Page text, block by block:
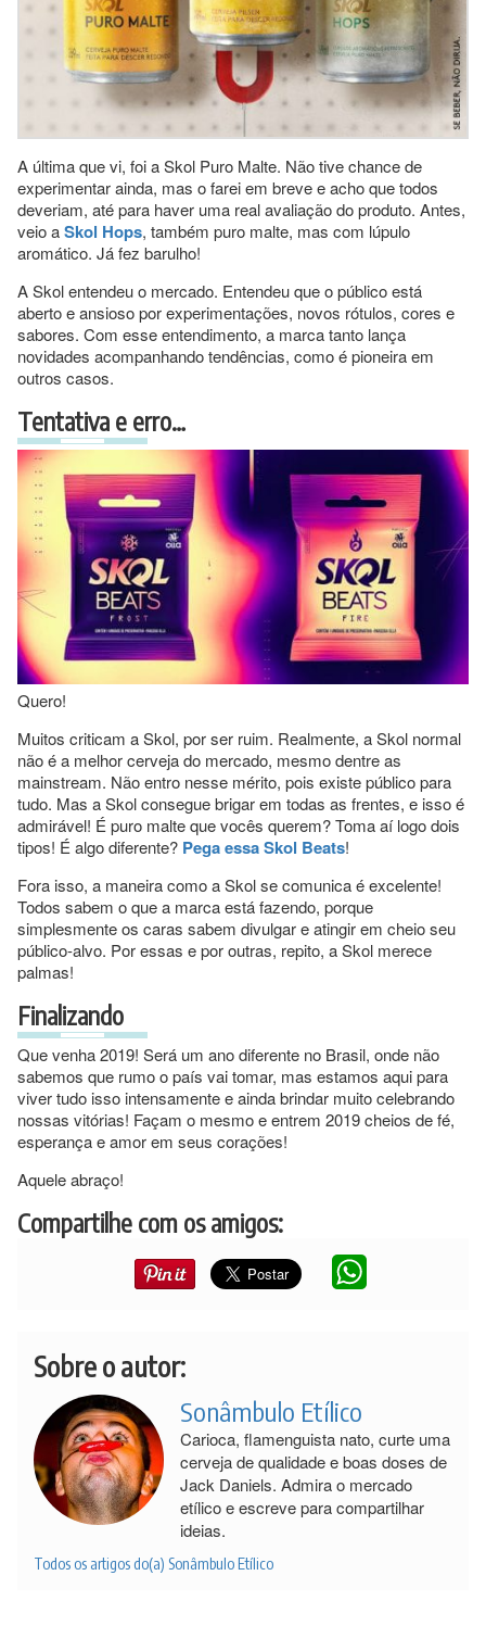
A última que vi, foi a Skol Puro Malte. Não tive chance de
experimentar ainda, mas o farei em breve e acho que todos
deveriam, até para haver uma real avaliação do produto. Antes,
veio aSkol Hops, também puro malte, mas com lúpulo
aromático. Já fez barulho!
A Skol entendeu o mercado. Entendeu que o público está
aberto e ansioso por experimentações, novos rótulos, cores e
sabores. Com esse entendimento, a marca tanto lança
novidades acompanhando tendências, como é pioneira em
outros casos.
Tentativa e erro…
Quero!
Muitos criticam a Skol, por ser ruim. Realmente, a Skol normal
não é a melhor cerveja do mercado, mesmo dentre as
mainstream. Não entro nesse mérito, pois existe público para
tudo. Mas a Skol consegue brigar em todas as frentes, e isso é
admirável! É puro malte que vocês querem? Toma aí logo dois
tipos! É algo diferente? Pega essa Skol Beats!
Fora isso, a maneira como a Skol se comunica é excelente!
Todos sabem o que a marca está fazendo, porque
simplesmente os caras sabem divulgar e atingir em cheio seu
público-alvo. Por essas e por outras, repito, a Skol merece
palmas!
Finalizando
Que venha 2019! Será um ano diferente no Brasil, onde não
sabemos que rumo o país vai tomar, mas estamos aqui para
viver tudo isso intensamente e ainda brindar muito celebrando
nossas vitórias! Façam o mesmo e entrem 2019 cheios de fé,
esperança e amor em seus corações!
Aquele abraço!
Compartilhe com os amigos:
Sobre o autor:
Sonâmbulo Etílico
Carioca, flamenguista nato, curte uma
cerveja de qualidade e boas doses de
Jack Daniels. Admira o mercado
etílico e escreve para compartilhar
ideias.
Todos os artigos do(a) Sonâmbulo Etílico